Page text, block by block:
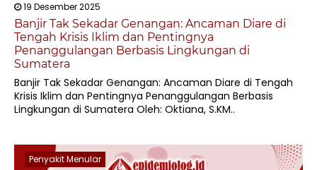
19 Desember 2025
Banjir Tak Sekadar Genangan: Ancaman Diare di
Tengah Krisis Iklim dan Pentingnya
Penanggulangan Berbasis Lingkungan di
Sumatera
Banjir Tak Sekadar Genangan: Ancaman Diare di Tengah
Krisis Iklim dan Pentingnya Penanggulangan Berbasis
Lingkungan di Sumatera Oleh: Oktiana, S.KM..
Penyakit Menular